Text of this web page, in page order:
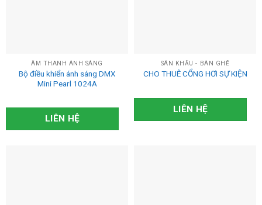
Âm Thanh Ánh Sáng
Nhà bạt sự kiện
ÂM THANH ÁNH SÁNG
Bộ điều khiển ánh sáng DMX
Mini Pearl 1024A
LIÊN HỆ
SÂN KHẤU - BÀN GHẾ
CHO THUÊ CỔNG HƠI SỰ KIỆN
LIÊN HỆ